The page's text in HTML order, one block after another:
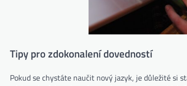
Tipy pro zdokonalení dovedností
Pokud se chystáte naučit nový jazyk, je důležité si